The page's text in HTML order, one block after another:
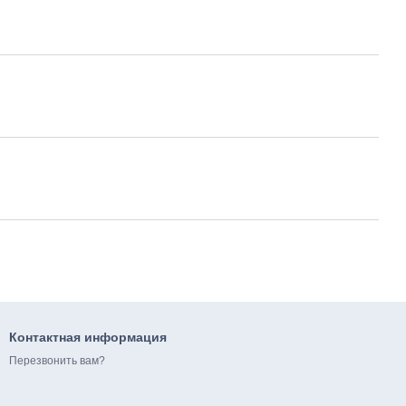
Контактная информация
Перезвонить вам?